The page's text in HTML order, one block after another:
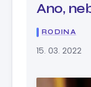
Ano,
RODINA
15. 03. 2022